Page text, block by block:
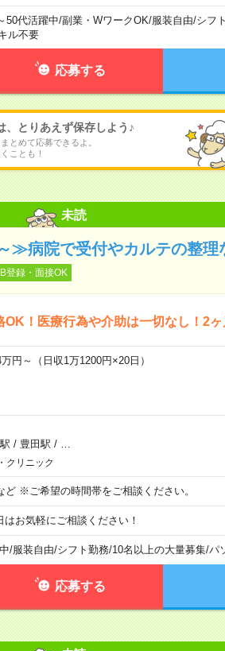
50代活躍中/副業・WワークOK/服装自由/シフ
ル不要
応募する
、とりあえず保存しよう♪
とめて応募できるよ。
ことも！
未読
≫病院で受付やカルテの整理
登録・面接OK
OK！医療行為や介助は一切なし！2
円～（日収1万1200円×20日）
/ 豊田駅 /
クリニック
ど ※ご希望の時間帯をご相談ください。
お気軽にご相談ください！
/服装自由/シフト勤務/10名以上の大量募集/パ
応募する